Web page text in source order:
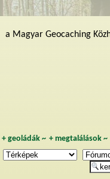
a Magyar Geocaching
+ geoládák~ +megtalálások ~